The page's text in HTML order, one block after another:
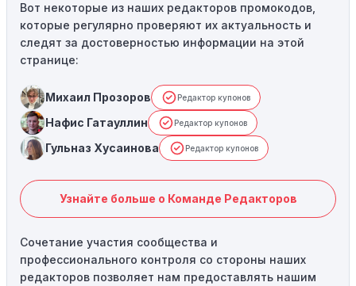
Вот некоторые из наших редакторов промокодов,
которые регулярно проверяют их актуальность и
следят за достоверностью информации на этой
странице:
Михаил Прозоров Редактор купонов
Нафис Гатауллин Редактор купонов
Гульназ Хусаинова Редактор купонов
Узнайте больше о Команде Редакторов
Сочетание участия сообщества и
профессионального контроля со стороны наших
редакторов позволяет нам предоставлять нашим